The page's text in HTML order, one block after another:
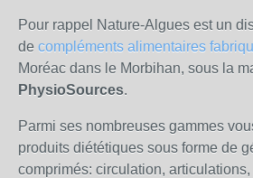
Pour rappel Nature-Algues est un
de compléments alimentaires
Moréac dans le Morbihan, sous la
PhysioSources.
Parmi ses nombreuses gammes
produits diététiques sous forme de
comprimés: circulation,